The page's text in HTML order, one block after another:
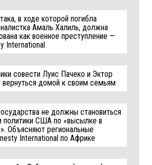
в ходе которой погибла
Амаль Халиль, должна
как военное преступление —
International
совести Луис Пачеко и Эктор
вернуться домой к своим семьям
не должны становиться
политики США по «высылке в
Объясняют региональные
International по Африке